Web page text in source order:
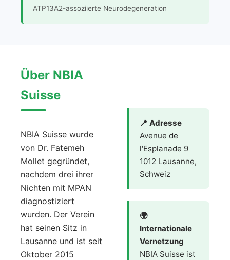
ATP13A2-assoziierte Neurodegeneration
Über NBIA
Suisse
NBIA Suisse wurde
von Dr. Fatemeh
Mollet gegründet,
nachdem drei ihrer
Nichten mit MPAN
diagnostiziert
wurden. Der Verein
hat seinen Sitz in
Lausanne und ist seit
Oktober 2015
📍 Adresse
Avenue de
l'Esplanade 9
1012 Lausanne,
Schweiz
🌍
Internationale
Vernetzung
NBIA Suisse ist